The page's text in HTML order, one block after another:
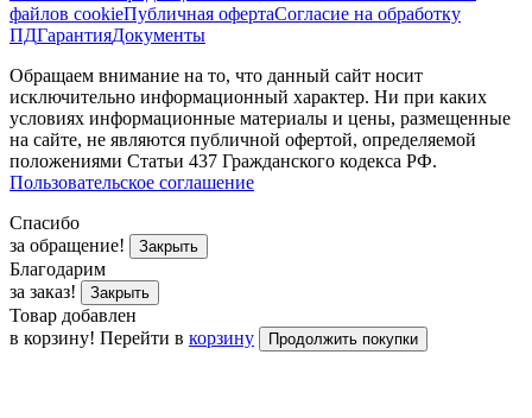
файлов cookieПубличная офертаСогласие на обработку
ПДГарантияДокументы
Обращаем внимание на то, что данный сайт носит
исключительно информационный характер. Ни при каких
условиях информационные материалы и цены, размещенные
на сайте, не являются публичной офертой, определяемой
положениями Статьи 437 Гражданского кодекса РФ.
Пользовательское соглашение
Спасибо
за обращение!
Закрыть
Благодарим
за заказ!
Закрыть
Товар добавлен
в корзину! Перейти в корзину Продолжить покупки